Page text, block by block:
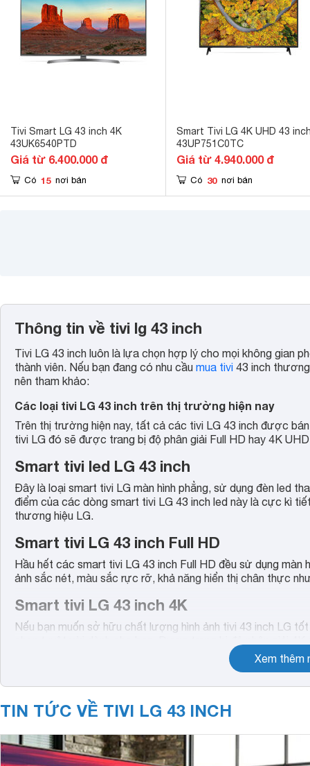
Tivi Smart LG 43 inch 4K
43UK6540PTD
Giá từ 6.400.000 đ
Có 15 nơi bán
Smart Tivi LG 4K UHD 43
43UP751C0TC
Giá từ 4.940.000 đ
Có 30 nơi bán
Thông tin về tivi lg 43 inch
Tivi LG 43 inch luôn là lựa chọn hợp lý cho mọi không gian
thành viên. Nếu bạn đang có nhu cầu mua tivi 43 inch
nên tham khảo:
Các loại tivi LG 43 inch trên thị trường hiện nay
Trên thị trường hiện nay, tất cả các tivi LG 43 inch được
tivi LG đó sẽ được trang bị độ phân giải Full HD hay 4K
Smart tivi led LG 43 inch
Đây là loại smart tivi LG màn hình phẳng, sử dụng đèn led
điểm của các dòng smart tivi LG 43 inch led này là cực kì
thương hiệu LG.
Smart tivi LG 43 inch Full HD
Hầu hết các smart tivi LG 43 inch Full HD đều sử dụng màn
ảnh sắc nét, màu sắc rực rỡ, khả năng hiển thị chân thực
Smart tivi LG 43 inch 4K
Nếu bạn muốn sở hữu chất lượng hình ảnh tivi 43 inch LG
HD thông thường cho chất lượng hình ảnh thêm sinh động
Những đặc điểm nổi bật trên tivi LG 43 inch
Không chỉ nổi bật về độ bền cao, thiết kế đẹp, kích thước
Upscaler, Active HDR, Ultra Luminance, Dynamic Colour
Virtual Surround Plus và DTS Virtual:X mang đến âm thanh
Xem thêm
TIN TỨC VỀ TIVI LG 43 INCH